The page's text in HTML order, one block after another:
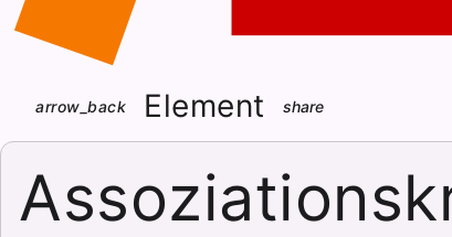
arrow_back Element share